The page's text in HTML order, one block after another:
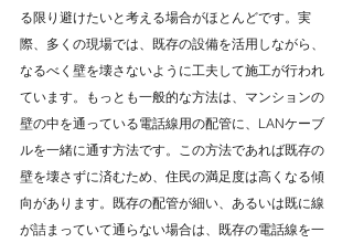
る限り避けたいと考える場合がほとんどです。実
際、多くの現場では、既存の設備を活用しながら、
なるべく壁を壊さないように工夫して施工が行われ
ています。もっとも一般的な方法は、マンションの
壁の中を通っている電話線用の配管に、LANケーブ
ルを一緒に通す方法です。この方法であれば既存の
壁を壊さずに済むため、住民の満足度は高くなる傾
向があります。既存の配管が細い、あるいは既に線
が詰まっていて通らない場合は、既存の電話線を一